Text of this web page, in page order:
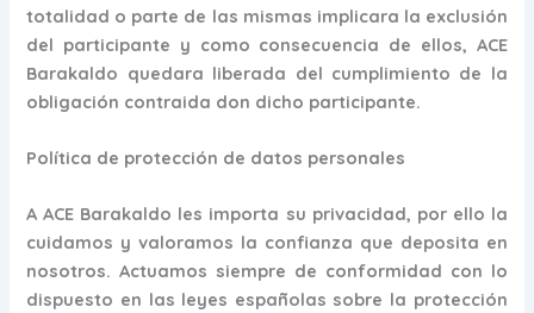
totalidad o parte de las mismas implicara la exclusión
del participante y como consecuencia de ellos, ACE
Barakaldo quedara liberada del cumplimiento de la
obligación contraida don dicho participante.
Política de protección de datos personales
A ACE Barakaldo les importa su privacidad, por ello la
cuidamos y valoramos la confianza que deposita en
nosotros. Actuamos siempre de conformidad con lo
dispuesto en las leyes españolas sobre la protección